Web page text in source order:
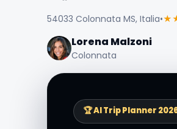
54033 Colonnata MS, Italia•
Lorena Malzoni
Colonnata
🏆 AI Trip Planner